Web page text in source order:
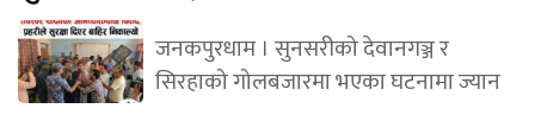
जनकपुरधाम । सुनसरीको देवानगञ्ज र
सिरहाको गोलबजारमा भएका घटनामा ज्यान